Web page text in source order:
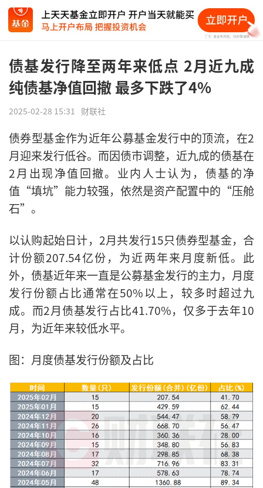
债基发行降至两年来低点 2月近九成
纯债基净值回撤 最多下跌了4%
2025-02-28 15:31 财联社
债券型基金作为近年公募基金发行中的顶流，在2
月迎来发行低谷。而因债市调整，近九成的债基在
2月出现净值回撤。业内人士认为，债基的净
值“填坑”能力较强，依然是资产配置中的“压舱
石”。
以认购起始日计，2月共发行15只债券型基金，合
计份额207.54亿份，为近两年来月度新低。此
外，债基近年来一直是公募基金发行的主力，月度
发行份额占比通常在50%以上，较多时超过九
成。而2月债基发行占比41.70%，仅多于去年10
月，为近年来较低水平。
图：月度债基发行份额及占比